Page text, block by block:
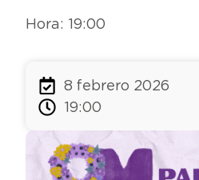
Hora: 19:00
8 febrero 2026
19:00